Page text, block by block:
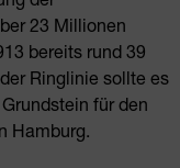
23 Millionen
bereits rund 39
Ringlinie sollte es
für den
Hamburg.